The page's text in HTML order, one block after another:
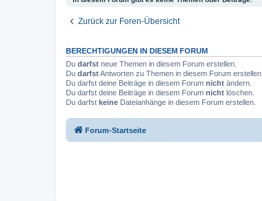
Zurück zur Foren-Übersicht
BERECHTIGUNGEN IN DIESEM FORUM
Du darfst neue Themen in diesem Forum erstellen.
Du darfstAntworten zu Themen in diesem Forum erstellen.
Du darfst deine Beiträge in diesem Forum nicht ändern.
Du darfst deine Beiträge in diesem Forum nicht löschen.
Du darfst keine Dateianhänge in diesem Forum erstellen.
Forum-Startseite